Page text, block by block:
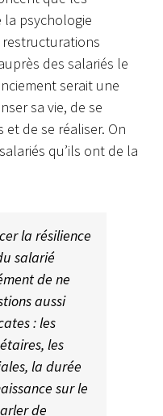
psychologie
restructurations
des salariés le
serait une
sa vie, de se
de se réaliser. On
qu’ils ont de la
la résilience
salarié
de ne
aussi
: les
les
la durée
sur le
de